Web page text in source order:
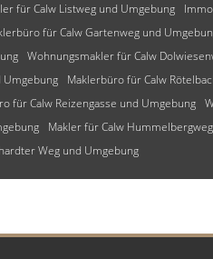
für Calw Listweg und Umgebung
für Calw Gartenweg und
Wohnungsmakler für Calw
Umgebung Maklerbüro für Calw
für Calw Reizengasse und Umgebung
Makler für Calw
Weg und Umgebung